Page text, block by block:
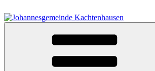
Inhalt
springen
Johannesgemeinde Kachtenhausen